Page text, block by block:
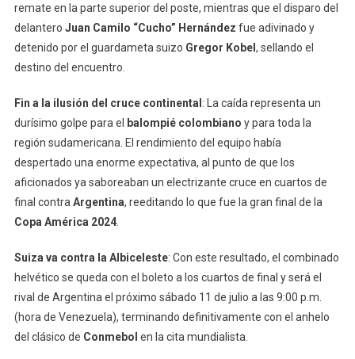
remate en la parte superior del poste, mientras que el disparo del
delantero Juan Camilo “Cucho” Hernández fue adivinado y
detenido por el guardameta suizo Gregor Kobel , sellando el
destino del encuentro.
Fin a la ilusión del cruce continental : La caída representa un
durísimo golpe para el
balompié colombiano y para toda la
región sudamericana. El rendimiento del equipo había
despertado una enorme expectativa, al punto de que los
aficionados ya saboreaban un electrizante cruce en cuartos de
final contra Argentina, reeditando lo que fue la gran final de la
Copa América 2024.
Suiza va contra la Albiceleste: Con este resultado, el combinado
helvético se queda con el boleto a los cuartos de final y será el
rival de Argentina el próximo sábado 11 de julio a las 9:00 p.m.
(hora de Venezuela), terminando definitivamente con el anhelo
del clásico de Conmebol en la cita mundialista.